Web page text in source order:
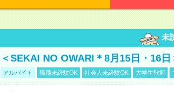
未
＜SEKAI NO OWARI＊8月15日・16
アルバイト 職種未経験OK 社会人未経験OK 大学生歓迎